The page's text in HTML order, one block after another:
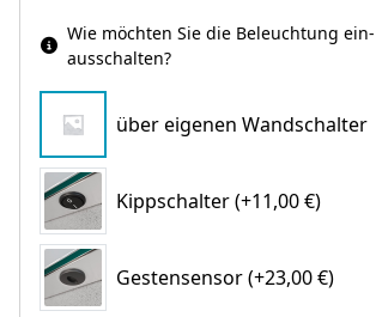
Wie möchten Sie die Beleuchtung
ausschalten?
über eigenen Wandschalter
Kippschalter (+11,00 €)
Gestensensor (+23,00 €)